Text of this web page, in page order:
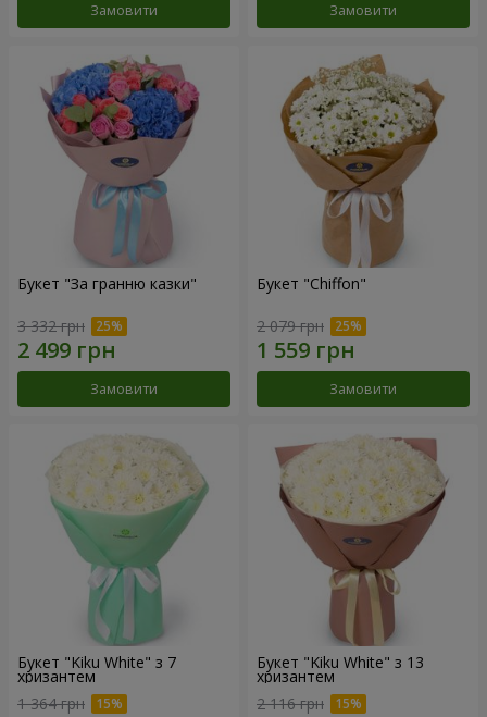
Замовити Замовити
Букет "За гранню казки"
3 332 грн
Замовити
Букет "Chiffon"
2 079 грн
Замовити
Букет "Kiku White" з 7
хризантем
1 364 грн
Букет "Kiku White" з 13
хризантем
2 116 грн